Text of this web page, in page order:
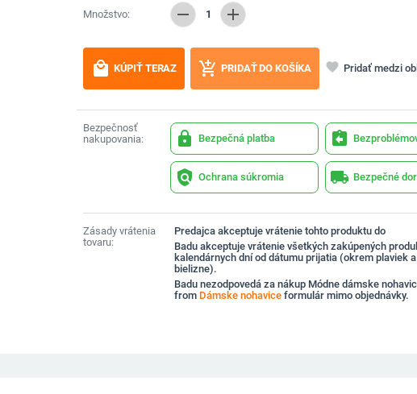
Množstvo: remove 1 add
local_mall KÚPIŤ TERAZ add_shopping_cart PRIDAŤ DO KOŠÍKA favorite Pridať medzi
Bezpečnosť
nakupovania:
lock Bezpečná platba assignment_return
policy Ochrana súkromia local_shipping Bezpečné
Zásady vrátenia
tovaru:
Predajca akceptuje vrátenie tohto produktu do
Badu akceptuje vrátenie všetkých zakúpených
kalendárnych dní od dátumu prijatia (okrem plaviek
bielizne).
Badu nezodpovedá za nákup Módne dámske
from Dámske nohaviceformulár mimo objednávky.